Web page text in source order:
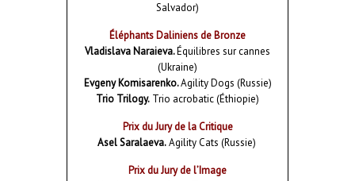
Salvador)
Éléphants Daliniens de Bronze
Vladislava Naraieva.Équilibres sur cannes
(Ukraine)
Evgeny Komisarenko.Agility Dogs (Russie)
Trio Trilogy. Trio acrobatic (Éthiopie)
Prix du Jury de la Critique
Asel Saralaeva.Agility Cats (Russie)
Prix du Jury de l’Image